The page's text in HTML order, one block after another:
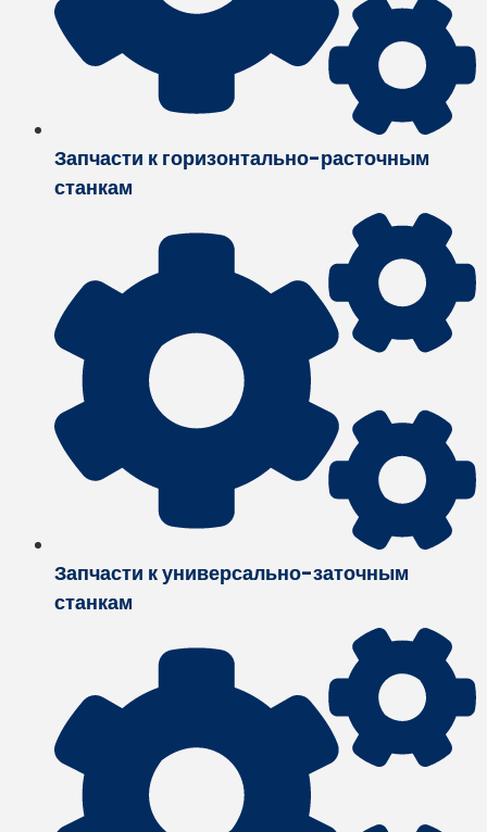
Запчасти к горизонтально-расточным
станкам
Запчасти к универсально-заточным
станкам